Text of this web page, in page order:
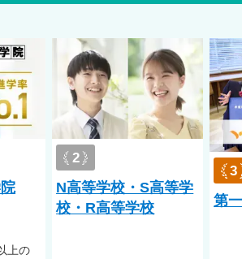
保護者相談
症候群（AS）／自閉症スペクトラム
動性障害（ADHD）／起立性調節障害／う
を確定するものではありません。症状に
、詳しくは学校へお問い合わせくださ
上の
2
N高等学校・S高等学
校・R高等学校
3
第